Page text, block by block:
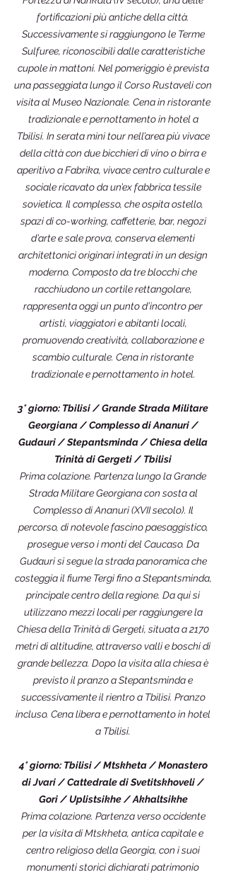
fortificazioni più antiche della città.
Successivamente si raggiungono le Terme
Sulfuree, riconoscibili dalle caratteristiche
cupole in mattoni. Nel pomeriggio è prevista
una passeggiata lungo il Corso Rustaveli con
visita al Museo Nazionale. Cena in ristorante
tradizionale e pernottamento in hotel a
Tbilisi. In serata mini tour nell’area più vivace
della città con due bicchieri di vino o birra e
aperitivo a Fabrika, vivace centro culturale e
sociale ricavato da un’ex fabbrica tessile
sovietica. Il complesso, che ospita ostello,
spazi di co-working, caffetterie, bar, negozi
d’arte e sale prova, conserva elementi
architettonici originari integrati in un design
moderno. Composto da tre blocchi che
racchiudono un cortile rettangolare,
rappresenta oggi un punto d’incontro per
artisti, viaggiatori e abitanti locali,
promuovendo creatività, collaborazione e
scambio culturale. Cena in ristorante
tradizionale e pernottamento in hotel.
3° giorno: Tbilisi / Grande Strada Militare
Georgiana / Complesso di Ananuri /
Gudauri / Stepantsminda / Chiesa della
Trinità di Gergeti / Tbilisi
Prima colazione. Partenza lungo la Grande
Strada Militare Georgiana con sosta al
Complesso di Ananuri (XVII secolo). Il
percorso, di notevole fascino paesaggistico,
prosegue verso i monti del Caucaso. Da
Gudauri si segue la strada panoramica che
costeggia il fiume Tergi fino a Stepantsminda,
principale centro della regione. Da qui si
utilizzano mezzi locali per raggiungere la
Chiesa della Trinità di Gergeti, situata a 2170
metri di altitudine, attraverso valli e boschi di
grande bellezza. Dopo la visita alla chiesa è
previsto il pranzo a Stepantsminda e
successivamente il rientro a Tbilisi. Pranzo
incluso. Cena libera e pernottamento in hotel
a Tbilisi.
4° giorno: Tbilisi / Mtskheta / Monastero
di Jvari / Cattedrale di Svetitskhoveli /
Gori / Uplistsikhe / Akhaltsikhe
Prima colazione. Partenza verso occidente
per la visita di Mtskheta, antica capitale e
centro religioso della Georgia, con i suoi
monumenti storici dichiarati patrimonio